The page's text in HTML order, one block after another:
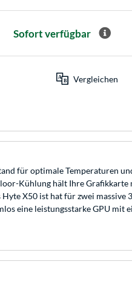
Sofort verfügbar
Vergleichen
für optimale Temperaturen
Kühlung hält Ihre Grafikkarte
X50 ist hat für zwei massive
eine leistungsstarke GPU mit